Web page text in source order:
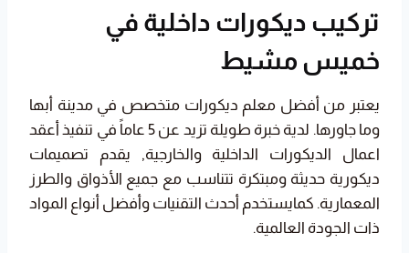
تركيب ديكورات داخلية في
خميس مشيط
يعتبر من أفضل معلم ديكورات متخصص في مدينة أبها
وما جاورها. لدية خبرة طويلة تزيد عن 5 عاماً في تنفيذ أعقد
اعمال الديكورات الداخلية والخارجية, يقدم تصميمات
ديكورية حديثة ومبتكرة تتناسب مع جميع الأذواق والطرز
المعمارية. كمايستخدم أحدث التقنيات وأفضل أنواع المواد
ذات الجودة العالمية.